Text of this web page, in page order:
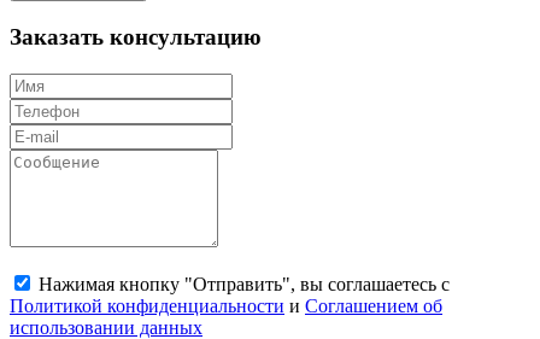
Заказать консультацию
Нажимая кнопку "Отправить", вы соглашаетесь с
Политикой конфиденциальности и Соглашением об
использовании данных